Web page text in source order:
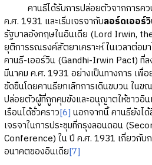
คานธีได้รับการปล่อยตัวจากการค
ค.ศ. 1931 และเริ่มเจรจากับลอร์ดเออร์
รัฐบาลอังกฤษในอินเดีย (Lord Irwin,
ยุติการรณรงค์สัตยาเคราะห์ ในเวลาต่อม
คานธี-เออร์วิน (Gandhi-Irwin Pact) ที่ล
มีนาคม ค.ศ. 1931 อย่างเป็นทางการ เพื่อ
ขัดขืนโดยคานธียกเลิกการเดินขบวน ในข
ปล่อยตัวผู้ที่ถูกคุมขังและอนุญาตให้ชาวอิน
เรือนได้ชั่วคราว[6] นอกจากนี้ คานธียังได้
เจรจาในการประชุมที่กรุงลอนดอน
Conference) ใน ปี ค.ศ. 1931 เกี่ยวกับ
อนาคตของอินเดีย[7]